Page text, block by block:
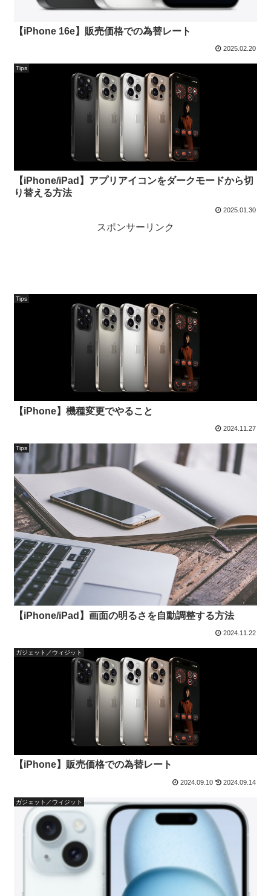
【iPhone 16e】販売価格での為替レート
2025.02.20
Tips
【iPhone/iPad】アプリアイコンをダークモードから切
り替える方法
2025.01.30
スポンサーリンク
Tips
【iPhone】機種変更でやること
2024.11.27
Tips
【iPhone/iPad】画面の明るさを自動調整する方法
2024.11.22
ガジェット／ウィジット
【iPhone】販売価格での為替レート
2024.09.10 2024.09.14
ガジェット／ウィジット